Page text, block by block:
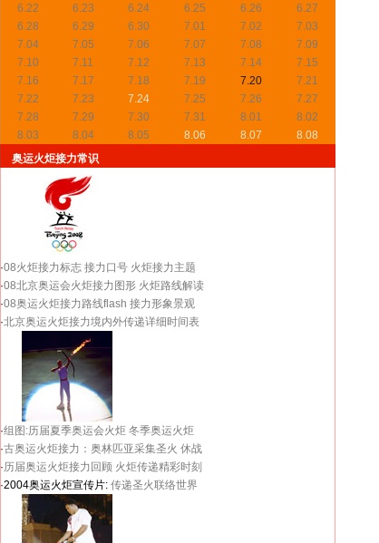
6.22
6.23 6.24 6.25 6.26
6.27
6.28
6.29 6.30 7.01 7.02
7.03
7.04
7.05 7.06 7.07 7.08
7.09
7.10
7.11 7.12 7.13 7.14
7.15
7.16
7.17 7.18 7.19 7.20
7.21
7.22
7.23 7.24 7.25 7.26
7.27
7.28
7.29 7.30 7.31 8.01
8.02
8.03
8.04 8.05 8.06 8.07
8.08
奥运火炬接力常识
·08火炬接力标志 接力口号 火炬接力主题
·08北京奥运会火炬接力图形 火炬路线解读
·08奥运火炬接力路线flash 接力形象景观
·北京奥运火炬接力境内外传递详细时间表
·组图:历届夏季奥运会火炬 冬季奥运火炬
·古奥运火炬接力：奥林匹亚采集圣火 休战
·历届奥运火炬接力回顾 火炬传递精彩时刻
·2004奥运火炬宣传片: 传递圣火联络世界